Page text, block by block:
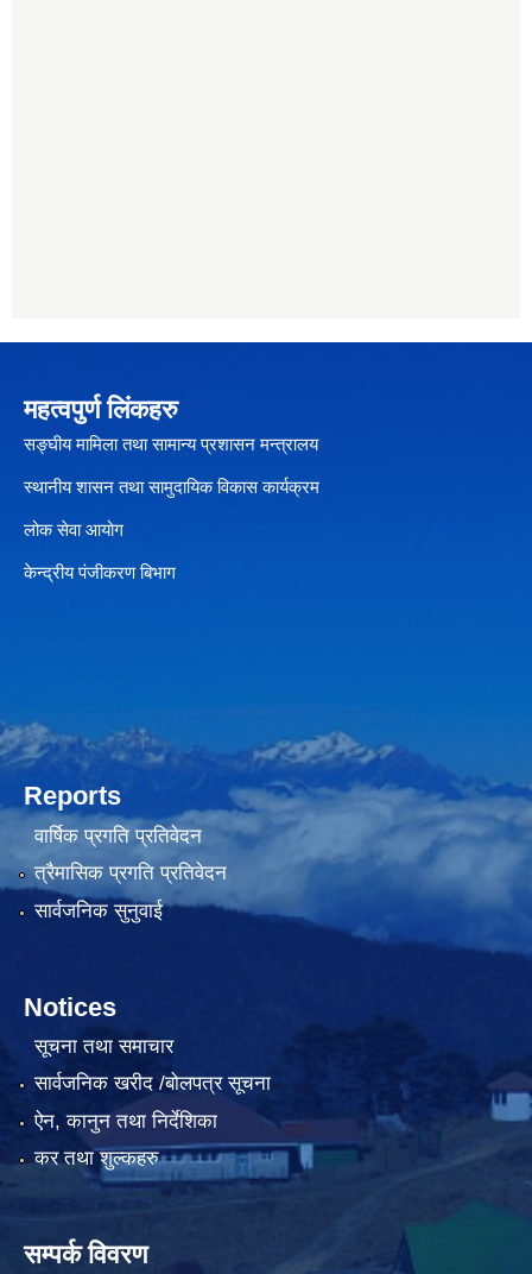
महत्वपुर्ण लिंकहरु
सङ्घीय मामिला तथा सामान्य प्रशासन मन्त्रालय
स्थानीय शासन तथा सामुदायिक विकास कार्यक्रम
लोक सेवा आयोग
केन्द्रीय पंजीकरण बिभाग
Reports
वार्षिक प्रगति प्रतिवेदन
त्रैमासिक प्रगति प्रतिवेदन
सार्वजनिक सुनुवाई
Notices
सूचना तथा समाचार
सार्वजनिक खरीद /बोलपत्र सूचना
ऐन, कानुन तथा निर्देशिका
कर तथा शुल्कहरु
सम्पर्क विवरण